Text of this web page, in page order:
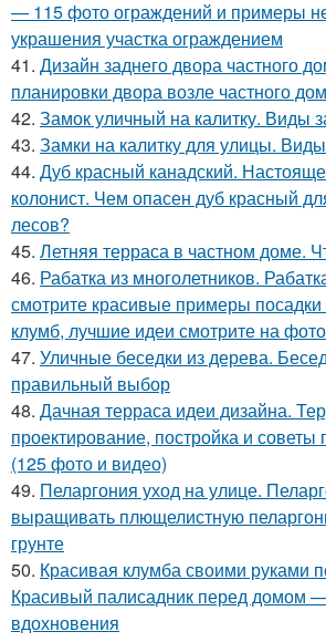
— 115 фото ограждений и примеры
украшения участка ограждением
41. Дизайн заднего двора частного
планировки двора возле частного
42. Замок уличный на калитку. Виды
43. Замки на калитку для улицы.
44. Дуб красный канадский.
колонист. Чем опасен дуб красный
лесов?
45. Летняя терраса в частном доме.
46. Рабатка из многолетников.
смотрите красивые примеры
клумб, лучшие идеи смотрите на
47. Уличные беседки из дерева.
правильный выбор
48. Дачная терраса идеи дизайна.
проектирование, постройка и
(125 фото и видео)
49. Пеларгония уход на улице.
выращивать плющелистную
грунте
50. Красивая клумба своими руками
Красивый палисадник перед домом
вдохновения